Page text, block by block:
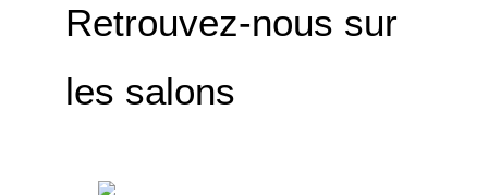
Retrouvez-nous sur
les salons